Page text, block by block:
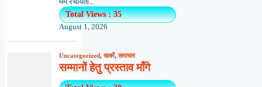
मर्म रचयिता...
Total Views : 35
August 1, 2026
Uncategorized,खबरें,समाचार
सम्मानों हेतु प्रस्ताव माँगे